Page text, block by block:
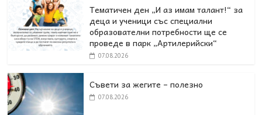
Тематичен ден „И аз имам талант!“ за
деца и ученици със специални
образователни потребности ще се
проведе в парк „Артилерийски“
07.08.2026
Съвети за жегите – полезно
07.08.2026